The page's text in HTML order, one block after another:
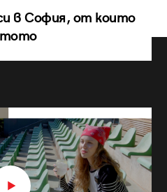
в София, от които